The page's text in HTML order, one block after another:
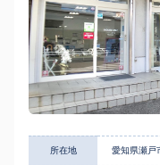
所在地 愛知県瀬